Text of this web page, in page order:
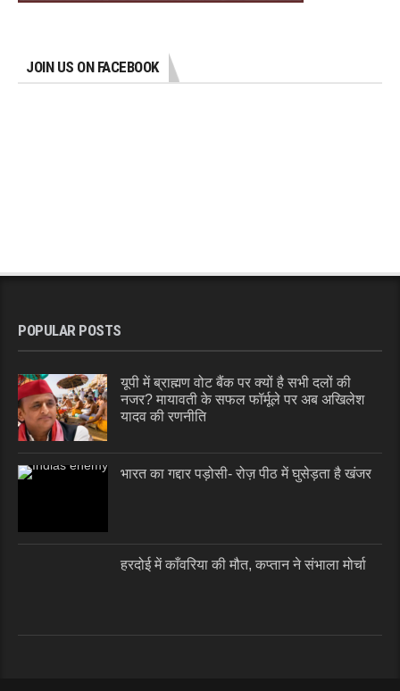
JOIN US ON FACEBOOK
POPULAR POSTS
यूपी में ब्राह्मण वोट बैंक पर क्यों है सभी दलों की
नजर? मायावती के सफल फॉर्मूले पर अब अखिलेश
यादव की रणनीति
भारत का गद्दार पड़ोसी- रोज़ पीठ में घुसेड़ता है खंजर
हरदोई में काँवरिया की मौत, कप्तान ने संभाला मोर्चा